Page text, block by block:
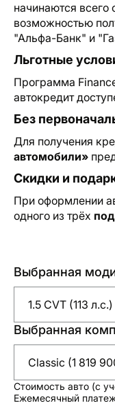
начинаются всего
возможностью
"Альфа-Банк" и
Льготные
Программа
автокредит
Без
Для получения
автомобили»
Скидки и
При оформлении
одного из трёх
Выбранная
Выбранная
Стоимость авто (с
Ежемесячный